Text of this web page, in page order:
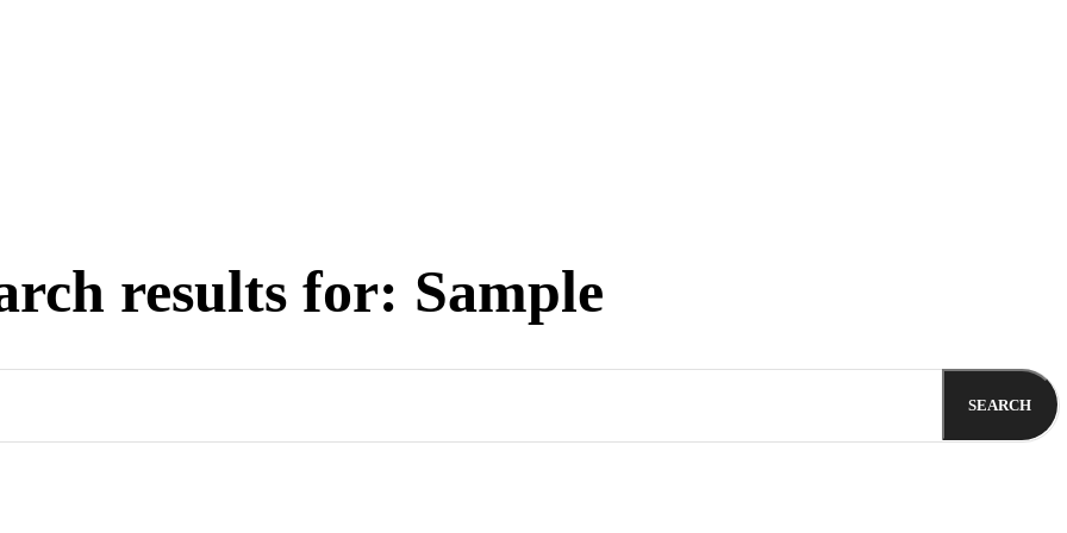
results for: Sample
SEARCH